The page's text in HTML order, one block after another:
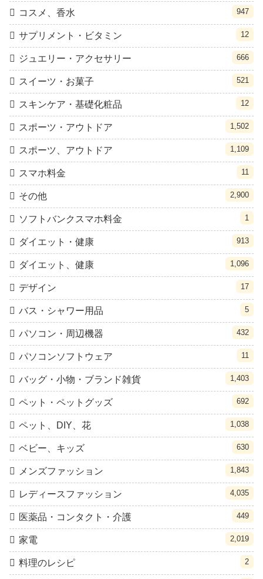
コスメ、香水 947
サプリメント・ビタミン 12
ジュエリー・アクセサリー 666
スイーツ・お菓子 521
スキンケア・基礎化粧品 12
スポーツ・アウトドア 1,502
スポーツ、アウトドア 1,109
スマホ料金 11
その他 2,900
ソフトバンクスマホ料金 1
ダイエット・健康 913
ダイエット、健康 1,096
デザイン 17
バス・シャワー用品 5
パソコン・周辺機器 432
パソコンソフトウェア 11
バッグ・小物・ブランド雑貨 1,403
ペット・ペットグッズ 692
ペット、DIY、花 1,038
ベビー、キッズ 630
メンズファッション 1,843
レディースファッション 4,035
医薬品・コンタクト・介護 449
家電 2,019
料理のレシピ 2